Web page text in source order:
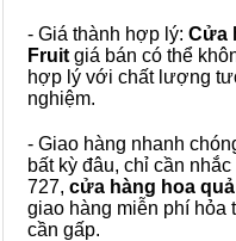
- Giá thành hợp lý: Cửa
Fruit giá bán có thể
hợp lý với chất lượng
nghiệm.
- Giao hàng nhanh
bất kỳ đâu, chỉ cần
727, cửa hàng hoa
giao hàng miễn phí hỏa
cần gấp.